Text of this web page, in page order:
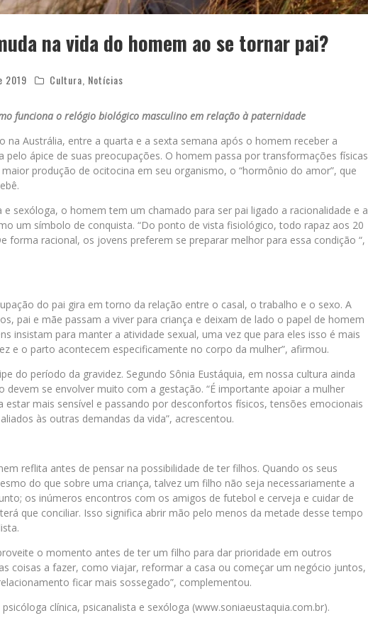
na vida do homem ao se tornar pai?
2019 Cultura Notícias
funciona o relógio biológico masculino em relação à paternidade
na Austrália, entre a quarta e a sexta semana após o homem receber a
pelo ápice de suas preocupações. O homem passa por transformações físicas
produção de ocitocina em seu organismo, o “hormônio do amor”, que
e sexóloga, o homem tem um chamado para ser pai ligado a racionalidade e a
um símbolo de conquista. “Do ponto de vista fisiológico, todo rapaz aos 20
forma racional, os jovens preferem se preparar melhor para essa condição “,
do pai gira em torno da relação entre o casal, o trabalho e o sexo. A
pai e mãe passam a viver para criança e deixam de lado o papel de homem
insistam para manter a atividade sexual, uma vez que para eles isso é mais
e o parto acontecem especificamente no corpo da mulher”, afirmou.
do período da gravidez. Segundo Sônia Eustáquia, em nossa cultura ainda
devem se envolver muito com a gestação. “É importante apoiar a mulher
estar mais sensível e passando por desconfortos físicos, tensões emocionais
às outras demandas da vida”, acrescentou.
reflita antes de pensar na possibilidade de ter filhos. Quando os seus
do que sobre uma criança, talvez um filho não seja necessariamente a
os inúmeros encontros com os amigos de futebol e cerveja e cuidar de
que conciliar. Isso significa abrir mão pelo menos da metade desse tempo
o momento antes de ter um filho para dar prioridade em outros
coisas a fazer, como viajar, reformar a casa ou começar um negócio juntos,
ficar mais sossegado”, complementou.
clínica, psicanalista e sexóloga (www.soniaeustaquia.com.br).